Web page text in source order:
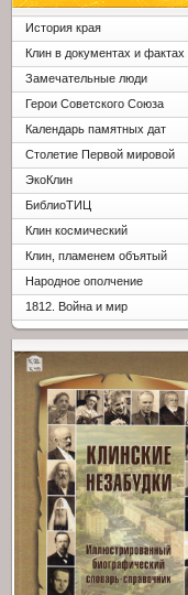
История края
Клин в документах и фактах
Замечательные люди
Герои Советского Союза
Календарь памятных дат
Столетие Первой мировой
ЭкоКлин
БиблиоТИЦ
Клин космический
Клин, пламенем объятый
Народное ополчение
1812. Война и мир